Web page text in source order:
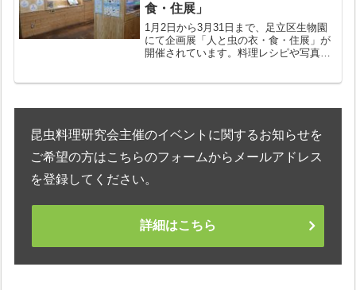
食・住展」
1月2日から3月31日まで、足立区生物園
にて企画展「人と虫の衣・食・住展」が
開催されています。料理レシピや写真等
昆虫料理研究会主催のイベントに関するお知らせを
ご希望の方はこちらのフォームからメールアドレス
を登録してください。
詳細はこちら